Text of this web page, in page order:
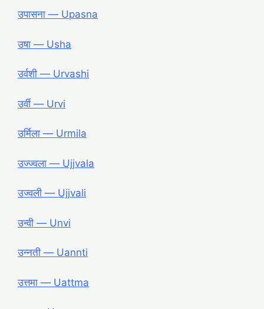
उपासना ― Upasna
उषा ― Usha
उर्वशी ― Urvashi
उर्वी ― Urvi
उर्मिला ― Urmila
उज्ज्वला ― Ujjvala
उज्वली ― Ujjvali
उन्वी ― Unvi
उन्नती ― Uannti
उत्तमा ― Uattma